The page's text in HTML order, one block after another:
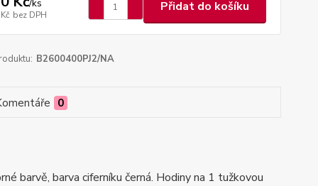
/ks
bez DPH
Přidat do košíku
B2600400PJ2/NA
0
barvě, barva ciferníku černá. Hodiny na 1 tužkovou